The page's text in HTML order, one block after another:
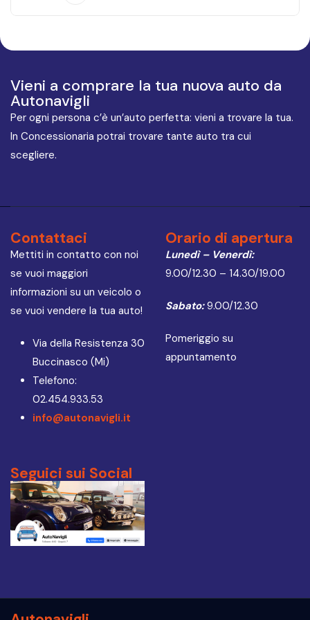
Vieni a comprare la tua nuova auto da
Autonavigli
Per ogni persona c’è un’auto perfetta: vieni a trovare la tua.
In Concessionaria potrai trovare tante auto tra cui
scegliere.
Contattaci
Mettiti in contatto con noi
se vuoi maggiori
informazioni su un veicolo o
se vuoi vendere la tua auto!
Via della Resistenza 30
Buccinasco (Mi)
Telefono:
02.454.933.53
info@autonavigli.it
Orario di apertura
Lunedì – Venerdì:
9.00/12.30 – 14.30/19.00
Sabato:9.00/12.30
Pomeriggio su
appuntamento
Seguici sui Social